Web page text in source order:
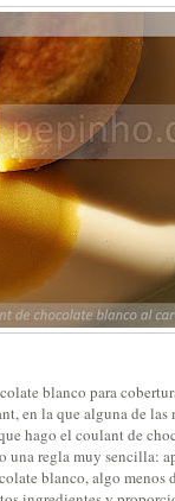
blanco para
en la que alguna de las
hago el coulant de
una regla muy sencilla:
blanco, algo menos